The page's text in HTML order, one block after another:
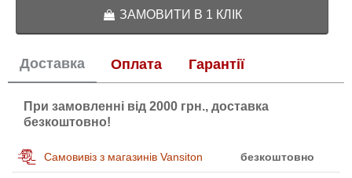
ЗАМОВИТИ В 1 КЛІК
Доставка Оплата Гарантії
При замовленні від 2000 грн., доставка
безкоштовно!
Самовивіз з магазинів Vansiton безкоштовно